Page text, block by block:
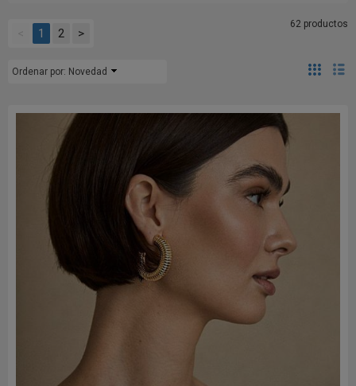
1 2 >
62 productos
Ordenar por: Novedad